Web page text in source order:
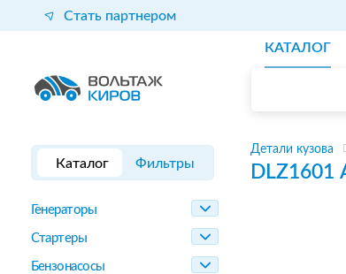
Стать партнером
КАТАЛОГ
Каталог Фильтры
Генераторы
Стартеры
Бензонасосы
Детали кузова
DLZ1601